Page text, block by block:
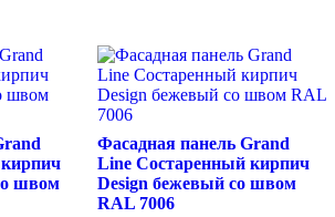
швом
Фасадная панель Grand
Line Состаренный кирпич
Design бежевый со швом
RAL 7006